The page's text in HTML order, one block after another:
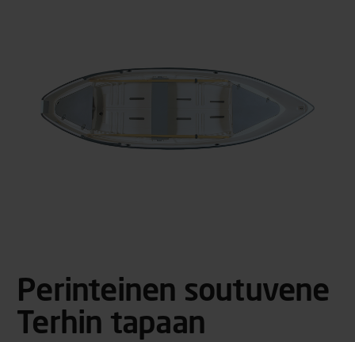
Perinteinen soutuvene
Terhin tapaan